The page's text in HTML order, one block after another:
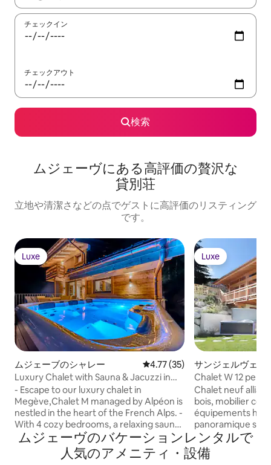
チェックイン
チェックアウト
検索
ムジェーヴに⁠あ⁠る高⁠評⁠価⁠の贅⁠沢⁠な
貸⁠別⁠荘
立地や清潔さなどの点でゲストに高評価のリスティング
です。
Luxe
Luxe
ムジェーブのシャレー レビュー35件、5つ星中4.77つ
4.77 (35)
Luxury Chalet with Sauna & Jacuzzi in
Megeve peace
- Escape to our luxury chalet in
Megève,Chalet M managed by Alpéon is
nestled in the heart of the French Alps. -
With 4 cozy bedrooms, a relaxing sauna
and jacuzzi, and space for 10 guests, it’s
perfect for families and ski lovers. Enjoy
mountain views, private parking, and ski-
Luxe
Luxe
サンジェルヴェレ
ー
Chalet W 12 pers
Mont Blanc
Chalet neuf
bois, mobilier
équipements
panoramique sur
Blanc, des Fiz et
de nombreux
détente: jacuzzi,
ムジェーヴのバケーションレンタルで
人気のアメニティ・設備